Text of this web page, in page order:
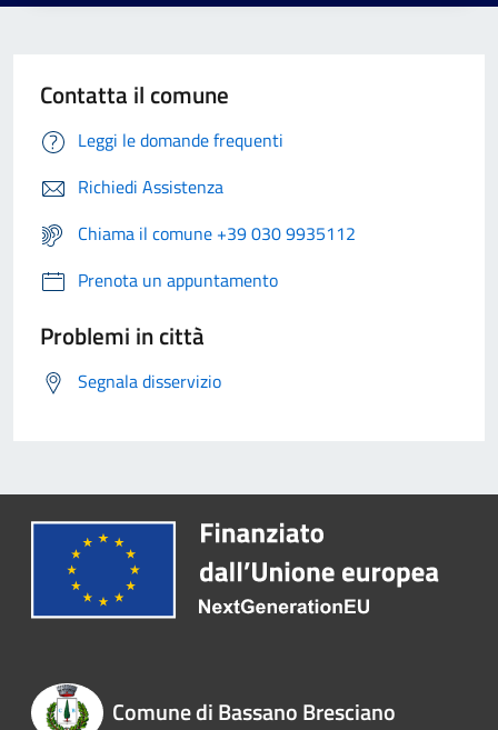
Contatta il comune
Leggi le domande frequenti
Richiedi Assistenza
Chiama il comune +39 030 9935112
Prenota un appuntamento
Problemi in città
Segnala disservizio
Comune di Bassano Bresciano